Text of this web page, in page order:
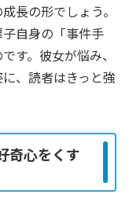
長の形でしょう。
自身の「事件手
す。彼女が悩み、
、読者はきっと強
奇心をくす